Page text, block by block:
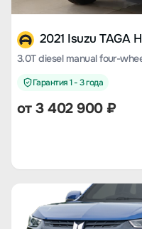
2021 Isuzu TAGA H
Гарантия 1 - 3 года
от 3 402 900 ₽